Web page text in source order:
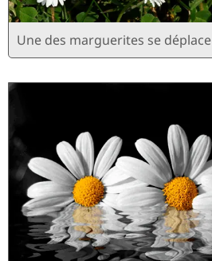
Une des marguerites se déplace